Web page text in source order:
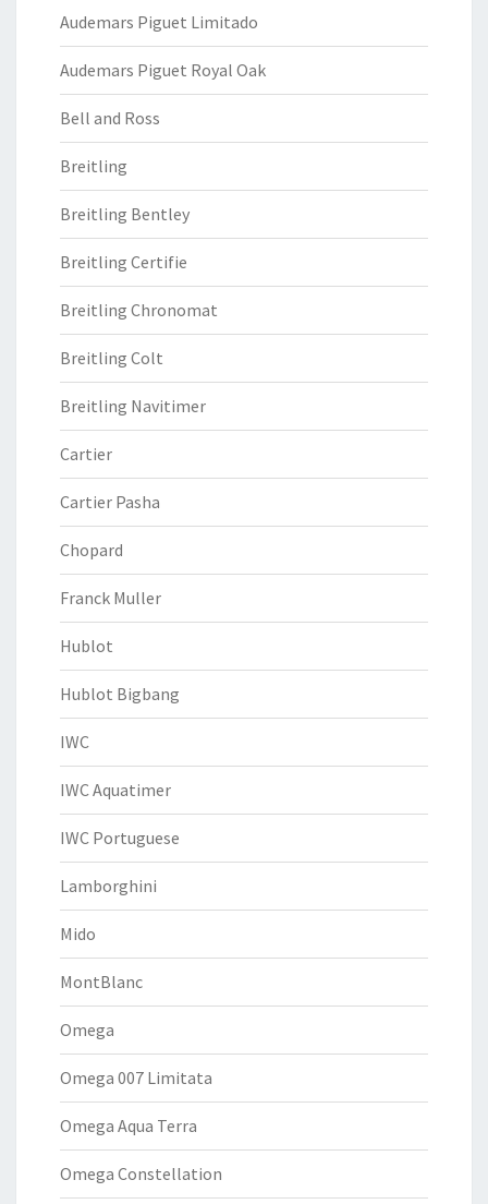
Audemars Piguet Limitado
Audemars Piguet Royal Oak
Bell and Ross
Breitling
Breitling Bentley
Breitling Certifie
Breitling Chronomat
Breitling Colt
Breitling Navitimer
Cartier
Cartier Pasha
Chopard
Franck Muller
Hublot
Hublot Bigbang
IWC
IWC Aquatimer
IWC Portuguese
Lamborghini
Mido
MontBlanc
Omega
Omega 007 Limitata
Omega Aqua Terra
Omega Constellation